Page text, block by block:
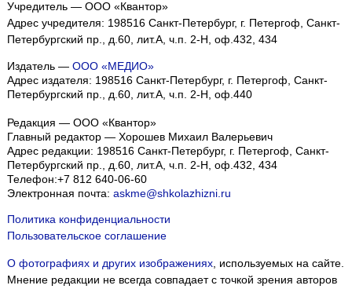
Учредитель — ООО «Квантор»
Адрес учредителя: 198516 Санкт-Петербург, г. Петергоф, Санкт-
Петербургский пр., д.60, лит.А, ч.п. 2-Н, оф.432, 434
Издатель — ООО «МЕДИО»
Адрес издателя: 198516 Санкт-Петербург, г. Петергоф, Санкт-
Петербургский пр., д.60, лит.А, ч.п. 2-Н, оф.440
Редакция — ООО «Квантор»
Главный редактор — Хорошев Михаил Валерьевич
Адрес редакции: 198516 Санкт-Петербург, г. Петергоф Санкт-
Петербургский пр., д.60, лит.А, ч.п. 2-Н, оф.432, 434
Телефон:+7 812 640-06-60
Электронная почта: askme@shkolazhizni.ru
Политика конфиденциальности
Пользовательское соглашение
О фотографиях и других изображениях, используемых на сайте.
Мнение редакции не всегда совпадает с точкой зрения авторов